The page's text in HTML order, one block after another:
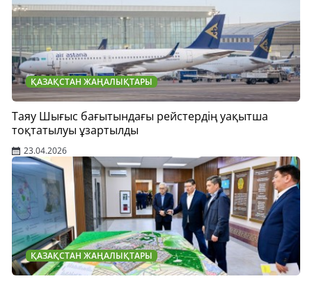
ҚАЗАҚСТАН ЖАҢАЛЫҚТАРЫ
Таяу Шығыс бағытындағы рейстердің уақытша
тоқтатылуы ұзартылды
23.04.2026
ҚАЗАҚСТАН ЖАҢАЛЫҚТАРЫ